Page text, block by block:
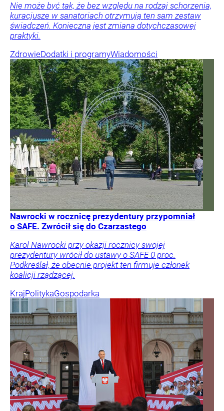
Nie może być tak, że bez względu na rodzaj schorzenia,
kuracjusze w sanatoriach otrzymują ten sam zestaw
świadczeń. Konieczna jest zmiana dotychczasowej
praktyki.
ZdrowieDodatki i programyWiadomości
Nawrocki w rocznicę prezydentury przypomniał
o SAFE. Zwrócił się do Czarzastego
Karol Nawrocki przy okazji rocznicy swojej
prezydentury wrócił do ustawy o SAFE 0 proc.
Podkreślał, że obecnie projekt ten firmuje członek
koalicji rządzącej.
KrajPolitykaGospodarka